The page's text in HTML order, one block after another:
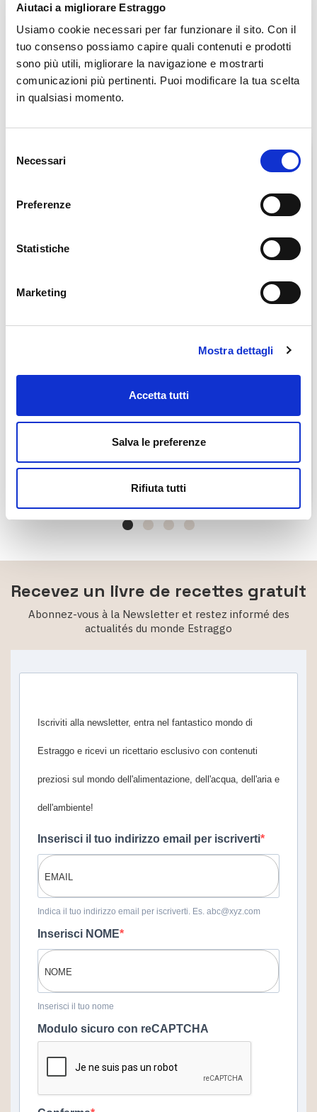
Aiutaci a migliorare Estraggo
Usiamo cookie necessari per far funzionare il sito. Con il
tuo consenso possiamo capire quali contenuti e prodotti
sono più utili, migliorare la navigazione e mostrarti
comunicazioni più pertinenti. Puoi modificare la tua scelta
in qualsiasi momento.
delNecessari
Preferenze
Statistiche
Marketing
Mostra dettagli
Accetta tutti
Salva le preferenze
Rifiuta tutti
Accesorios y piezas de repuesto LifeEnergy Water
Soplador De Descalcificación
Recevez un livre de recettes gratuit
Abonnez-vous à la Newsletter et restez informé des
actualités du monde Estraggo
Iscriviti alla newsletter, entra nel fantastico mondo di
Estraggo e ricevi un ricettario esclusivo con contenuti
preziosi sul mondo dell'alimentazione, dell'acqua, dell'aria e
dell'ambiente!
Inserisci il tuo indirizzo email per iscriverti
Indica il tuo indirizzo email per iscriverti. Es. abc@xyz.com
Inserisci NOME
Inserisci il tuo nome
Modulo sicuro con reCAPTCHA